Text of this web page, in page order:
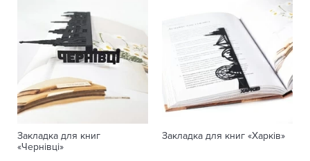
Закладка для книг
«Чернівці»
Закладка для книг «Харків»